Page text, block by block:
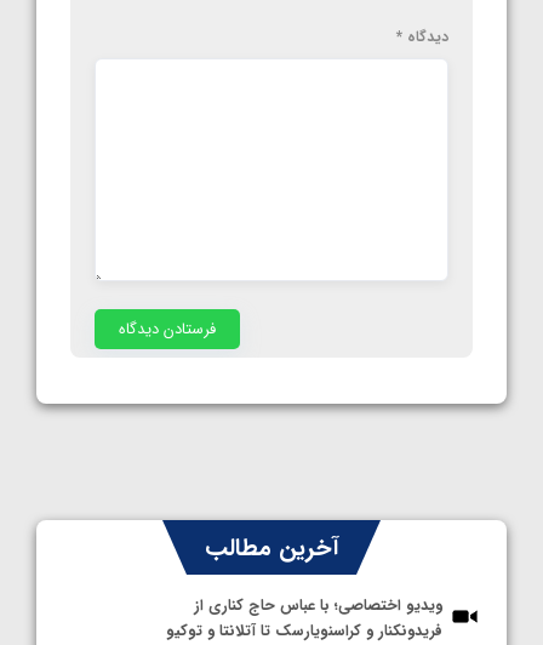
دیدگاه *
آخرین مطالب
ویدیو اختصاصی؛ با عباس حاج کناری از
فریدونکنار و کراسنویارسک تا آتلانتا و توکیو